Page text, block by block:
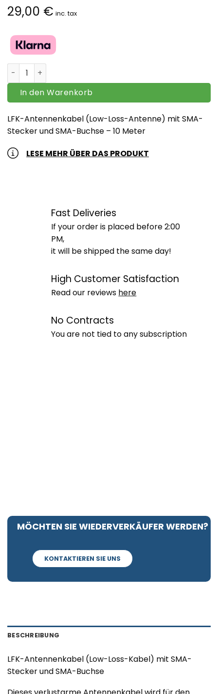
29,00 € inc. tax
Antennenkabel (Low-Loss-Kabel) mit SMA-Stecker -
In den Warenkorb
LFK-Antennenkabel (Low-Loss-Antenne) mit SMA-
Stecker und SMA-Buchse – 10 Meter
LESE MEHR ÜBER DAS PRODUKT
Fast Deliveries
If your order is placed before 2:00
PM,
it will be shipped the same day!
High Customer Satisfaction
Read our reviews here
No Contracts
You are not tied to any subscription
MÖCHTEN SIE WIEDERVERKÄUFER WERDEN?
KONTAKTIEREN SIE UNS
BESCHREIBUNG
LFK-Antennenkabel (Low-Loss-Kabel) mit SMA-
Stecker und SMA-Buchse